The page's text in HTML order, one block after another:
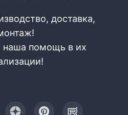
доставка,
помощь в их